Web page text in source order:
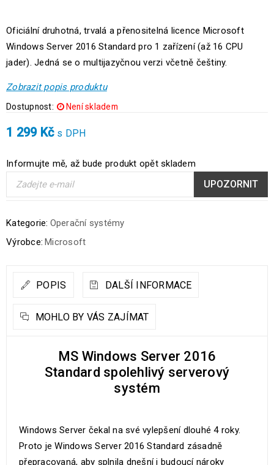
Oficiální druhotná, trvalá a přenositelná licence Microsoft
Windows Server 2016 Standard pro 1 zařízení (až 16 CPU
jader). Jedná se o multijazyčnou verzi včetně češtiny.
Zobrazit popis produktu
Dostupnost: Není skladem
1 299 Kč s DPH
Informujte mě, až bude produkt opět skladem
UPOZORNIT
Kategorie: Operační systémy
Výrobce: Microsoft
POPIS DALŠÍ INFORMACE
MOHLO BY VÁS ZAJÍMAT
MS Windows Server 2016
Standard spolehlivý serverový
systém
Windows Server čekal na své vylepšení dlouhé 4 roky.
Proto je Windows Server 2016 Standard zásadně
přepracovaná, aby splnila dnešní i budoucí nároky